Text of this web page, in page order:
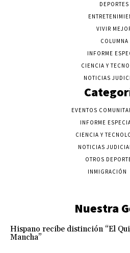
DEPORTES
VIVIR
COLUMNA
INFORME
CIENCIA Y
NOTICIAS
EVENTOS
INFORME
CIENCIA Y
NOTICIAS
OTROS
INMIGRACIÓN
Nuestra
Hispano recibe distinción “El
Mancha”